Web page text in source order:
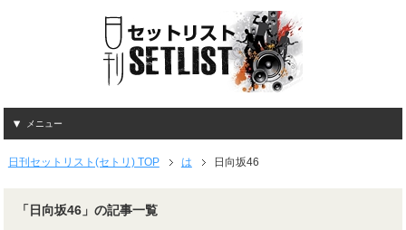
メニュー
日刊セットリスト(セトリ) TOP は 日向坂46
「日向坂46」の記事一覧